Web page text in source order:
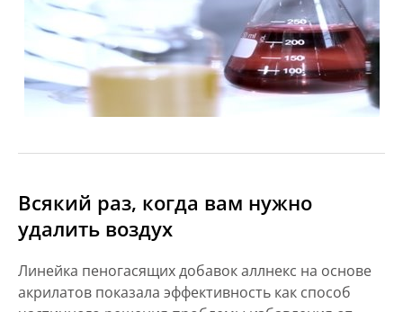
Всякий раз, когда вам нужно
удалить воздух
Линейка пеногасящих добавок аллнекс на основе
акрилатов показала эффективность как способ